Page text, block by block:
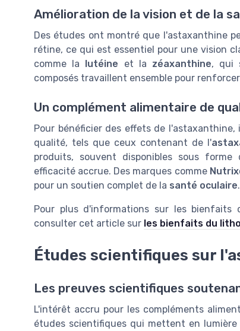
Amélioration de la vision et de la
Des études ont montré que l'astaxanthine
rétine, ce qui est essentiel pour une vision
comme la
lutéine et la zéaxanthine, qui
composés travaillent ensemble pour
Un complément alimentaire de
Pour bénéficier des effets de
qualité, tels que ceux contenant de l'
produits, souvent disponibles sous forme
efficacité accrue. Des marques comme
pour un soutien complet de la santé oculaire.
Pour plus d'informations sur les bienfaits
consulter cet article sur les bienfaits du
Études scientifiques sur
Les preuves scientifiques
L'intérêt accru pour les compléments
études scientifiques qui mettent en